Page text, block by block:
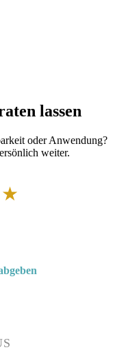
lassen
oder Anwendung?
weiter.